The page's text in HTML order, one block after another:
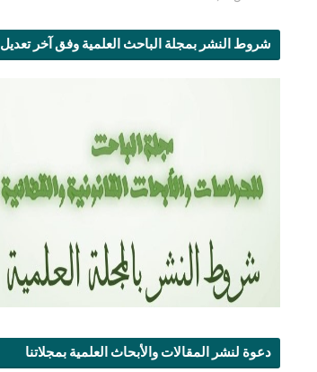
شروط النشر بمجلة الباحث العلمية وفق آخر تعديل
دعوة لنشر المقالات والأبحاث العلمية بمجلاتنا